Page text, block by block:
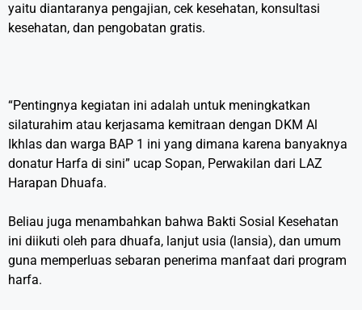
yaitu diantaranya pengajian, cek kesehatan, konsultasi
kesehatan, dan pengobatan gratis.
“Pentingnya kegiatan ini adalah untuk meningkatkan
silaturahim atau kerjasama kemitraan dengan DKM Al
Ikhlas dan warga BAP 1 ini yang dimana karena banyaknya
donatur Harfa di sini” ucap Sopan, Perwakilan dari LAZ
Harapan Dhuafa.
Beliau juga menambahkan bahwa Bakti Sosial Kesehatan
ini diikuti oleh para dhuafa, lanjut usia (lansia), dan umum
guna memperluas sebaran penerima manfaat dari program
harfa.